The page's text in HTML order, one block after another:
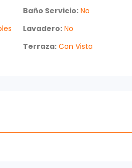
Baño Servicio:No
Lavadero:No
Terraza:Con Vista